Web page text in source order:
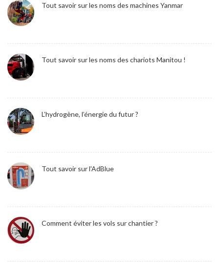
Tout savoir sur les noms des machines Yanmar
Tout savoir sur les noms des chariots Manitou !
L’hydrogène, l’énergie du futur ?
Tout savoir sur l'AdBlue
Comment éviter les vols sur chantier ?